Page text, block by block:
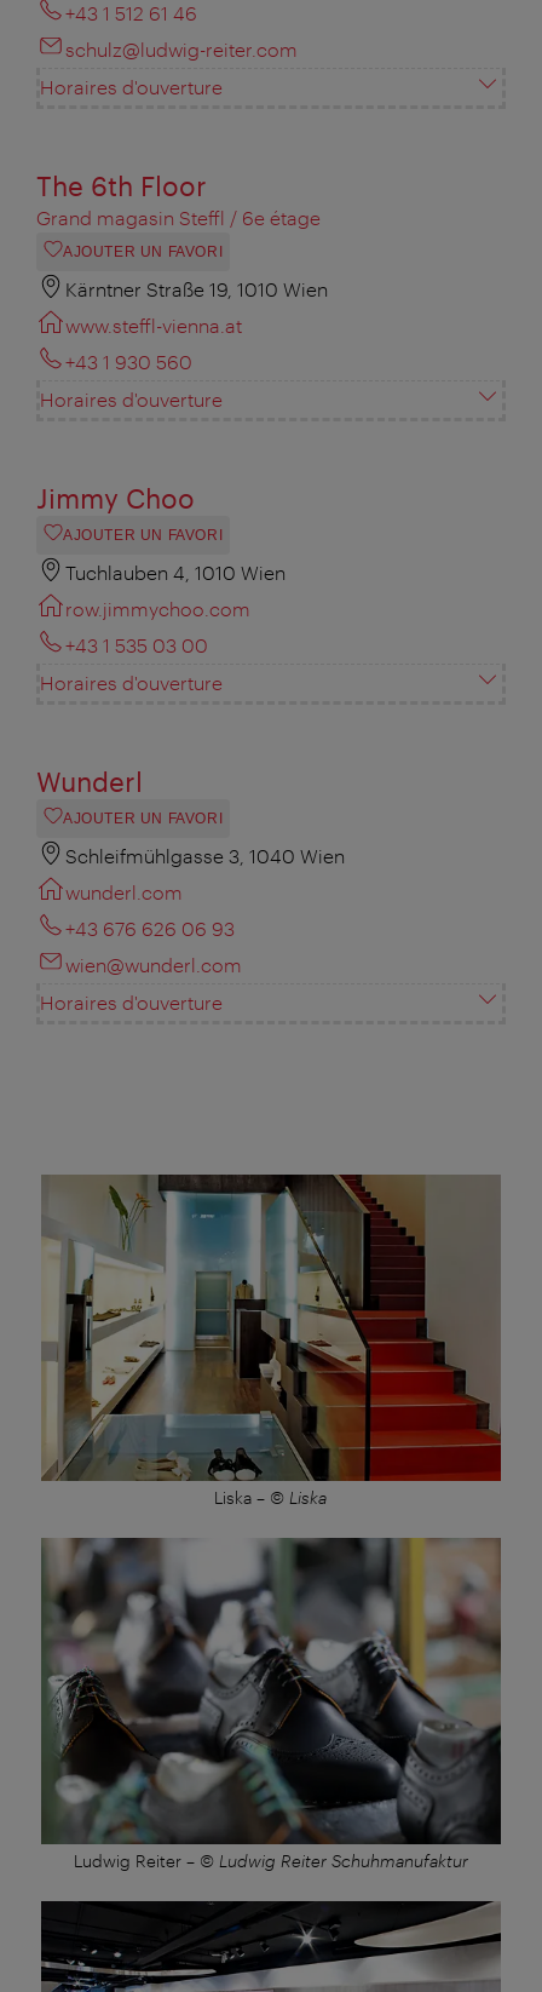
+43 1 512 61 46
schulz@ludwig-reiter.com
Horaires d'ouverture
The 6th Floor
Grand magasin Steffl / 6e étage
AJOUTER UN FAVORI
Kärntner Straße 19, 1010 Wien
www.steffl-vienna.at
+43 1 930 560
Horaires d'ouverture
Jimmy Choo
AJOUTER UN FAVORI
Tuchlauben 4, 1010 Wien
row.jimmychoo.com
+43 1 535 03 00
Horaires d'ouverture
Wunderl
AJOUTER UN FAVORI
Schleifmühlgasse 3, 1040 Wien
wunderl.com
+43 676 626 06 93
wien@wunderl.com
Horaires d'ouverture
Liska – © Liska
Ludwig Reiter– © Ludwig Reiter Schuhmanufaktur